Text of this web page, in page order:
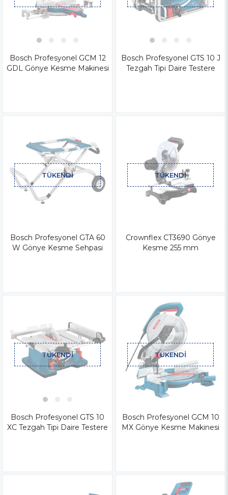
Bosch Profesyonel GCM 12
GDL Gönye Kesme Makinesi
Bosch Profesyonel GTS 10 J
Tezgah Tipi Daire Testere
TÜKENDI
Bosch Profesyonel GTA 60
W Gönye Kesme Sehpası
TÜKENDI
Crownflex CT3690 Gönye
Kesme 255 mm
TÜKENDI
Bosch Profesyonel GTS 10
XC Tezgah Tipi Daire Testere
TÜKENDI
Bosch Profesyonel GCM 10
MX Gönye Kesme Makinesi